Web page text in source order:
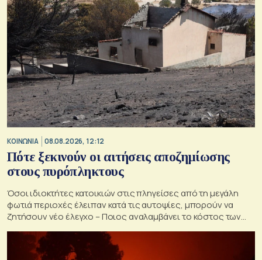
ΚΟΙΝΩΝΙΑ 08.08.2026, 12:12
Πότε ξεκινούν οι αιτήσεις αποζημίωσης
στους πυρόπληκτους
Όσοι ιδιοκτήτες κατοικιών στις πληγείσες από τη μεγάλη
φωτιά περιοχές έλειπαν κατά τις αυτοψίες, μπορούν να
ζητήσουν νέο έλεγχο – Ποιος αναλαμβάνει το κόστος των